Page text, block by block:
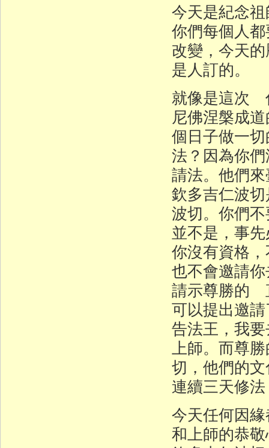
今天是紀念
你們每個人
改變，今天
是人訂的。
就像是這次
尼佛涅槃成
個日子做一
法？因為你
請法。他們
欽多吉仁波
波切。你們
並不是，事
你沒有資格
也不會邀請
請示尊勝的
可以提出邀
告法王，我
上師。而尊
切，他們的
連續三天修
今天任何因
和上師的恭